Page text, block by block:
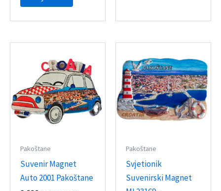
Pakoštane
Suvenir Magnet
Auto 2001 Pakoštane
Pakoštane
Svjetionik
Suvenirski Magnet